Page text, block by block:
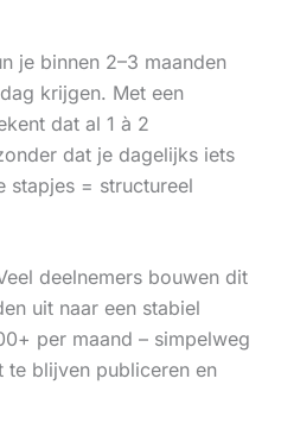
je binnen 2–3 maanden
krijgen. Met een
dat al 1 à 2
dat je dagelijks iets
stapjes = structureel
deelnemers bouwen dit
uit naar een stabiel
per maand – simpelweg
te blijven publiceren en